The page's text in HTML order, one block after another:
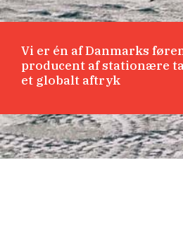
Vi er én af Danmarks
producent af stationære
et globalt aftryk